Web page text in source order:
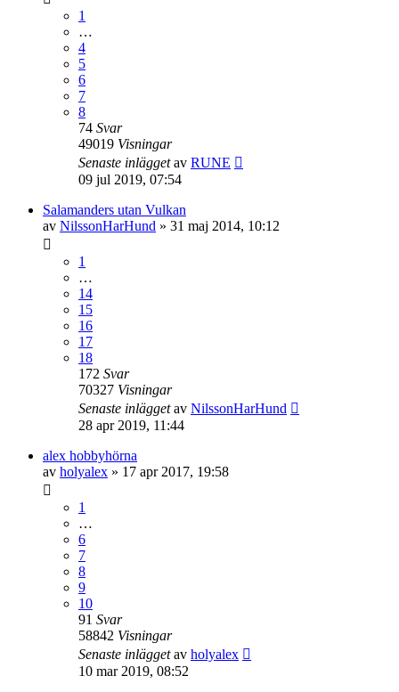
1
…
4
5
6
7
8
74 Svar
49019 Visningar
Senaste inläggetav RUNE
09 jul 2019, 07:54
Salamanders utan Vulkan
av NilssonHarHund » 31 maj 2014, 10:12
1
…
14
15
16
17
18
172 Svar
70327 Visningar
Senaste inläggetav NilssonHarHund
28 apr 2019, 11:44
alex hobbyhörna
av holyalex » 17 apr 2017, 19:58
1
…
6
7
8
9
10
91 Svar
58842 Visningar
Senaste inläggetav holyalex
10 mar 2019, 08:52